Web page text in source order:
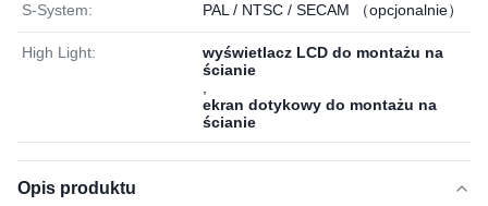
S-System: PAL / NTSC / SECAM （opcjonalnie）
High Light:
wyświetlacz LCD do montażu na
ścianie
ekran dotykowy do montażu na
ścianie
Opis produktu